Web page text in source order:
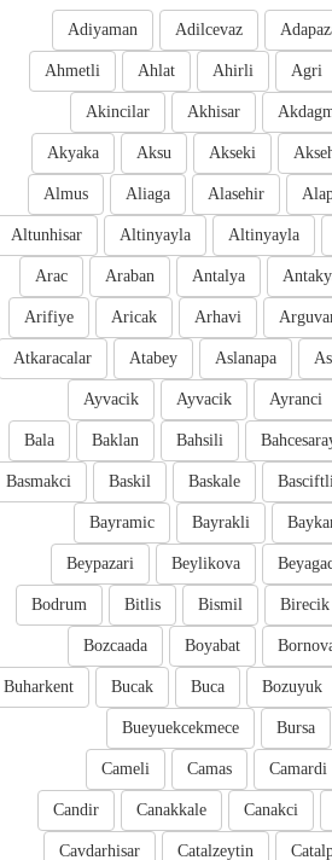
Adilcevaz
Adiyaman
Agri
Ahirli
Ahlat
Ahmetli
Akhisar
Akincilar
Akseki
Aksu
Akyaka
Alasehir
Aliaga
Almus
Altinyayla
Altinyayla
Altunhisar
Antalya
Araban
Arac
Arhavi
Aricak
Arifiye
Aslanapa
Atabey
Atkaracalar
Ayranci
Ayvacik
Ayvacik
Bahsili
Baklan
Bala
Baskale
Baskil
Basmakci
Bayrakli
Bayramic
Beylikova
Beypazari
Birecik
Bismil
Bitlis
Bodrum
Boyabat
Bozcaada
Bozuyuk
Buca
Bucak
Buharkent
Bursa
Bueyuekcekmece
Camardi
Camas
Cameli
Canakci
Canakkale
Candir
Catalzeytin
Cavdarhisar